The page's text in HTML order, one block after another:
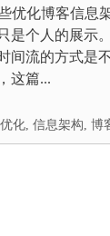
优化博客信息
是个人的展示
间流的方式是
这篇...
标
签
优化,信息架构,博